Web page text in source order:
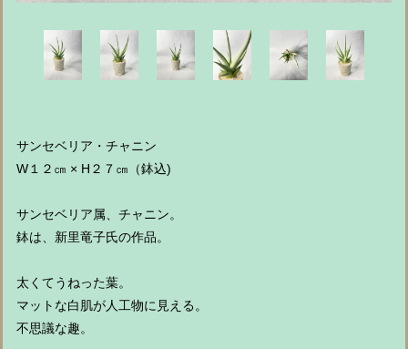
サンセベリア・チャニン
W１２㎝ × H２７㎝（鉢込)
サンセベリア属、チャニン。
鉢は、新里竜子氏の作品。
太くてうねった葉。
マットな白肌が人工物に見える。
不思議な趣。